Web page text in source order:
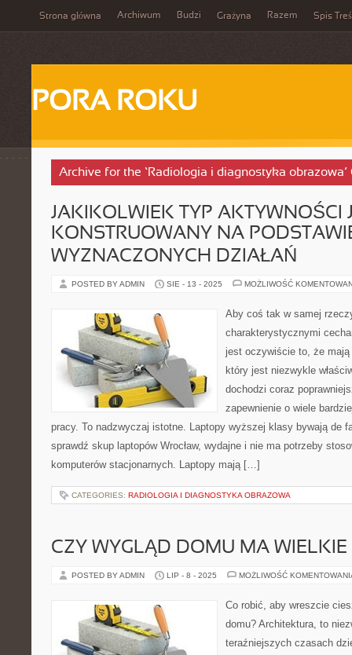
Strona główna Archiwum Budzi Grażyna Razem Spis
PORA ROKU
Archive for the ‘Radiologia i diagnostyka obrazowa’
JAKIKOLWIEK TYP AKTYWNOŚCI
KONSTRUOWANY NA
WYZNACZONYCH DZIAŁAŃ
POSTED BY ADMIN SIE - 13 - 2025 MOŻLIWOŚĆ
Aby coś tak w samej
charakterystycznymi
jest oczywiście to, że
który jest niezwykle
dochodzi coraz
zapewnienie o wiele
pracy. To nadzwyczaj istotne. Laptopy wyższej klasy bywają de
sprawdź skup laptopów Wrocław, wydajne i nie ma potrzeby
komputerów stacjonarnych. Laptopy mają […]
CATEGORIES: RADIOLOGIA I DIAGNOSTYKA OBRAZOWA
CZY WYGLĄD DOMU MA
POSTED BY ADMIN LIP - 8 - 2025 MOŻLIWOŚĆ
Co robić, aby wreszcie
domu? Architektura, to
teraźniejszych czasach